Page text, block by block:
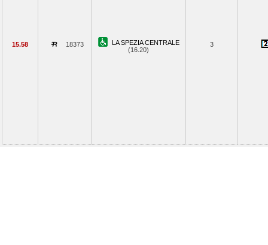
15.58 18373
LA SPEZIA CENTRALE
(16.20)
3